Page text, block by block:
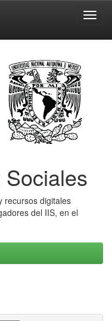
recursos digitales
del IIS, en el